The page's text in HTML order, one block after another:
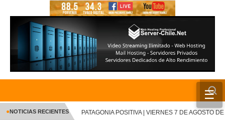
☰
INICIO
NOTICIAS RECIENTES PATAGONIA POSITIVA | VIERNES 7 DE AGOSTO DE